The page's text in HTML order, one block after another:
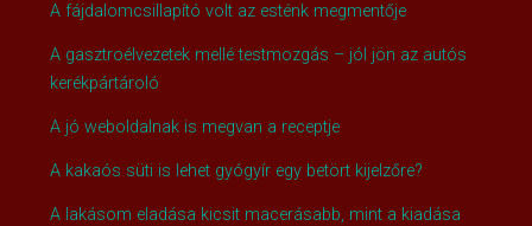
A fájdalomcsillapító volt az esténk megmentője
A gasztroélvezetek mellé testmozgás – jól jön az autós
kerékpártároló
A jó weboldalnak is megvan a receptje
A kakaós süti is lehet gyógyír egy betört kijelzőre?
A lakásom eladása kicsit macerásabb, mint a kiadása